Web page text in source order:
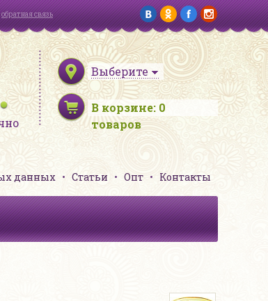
обратная связь
Выберите
В корзине: 0
товаров
данных Статьи Опт Контакты